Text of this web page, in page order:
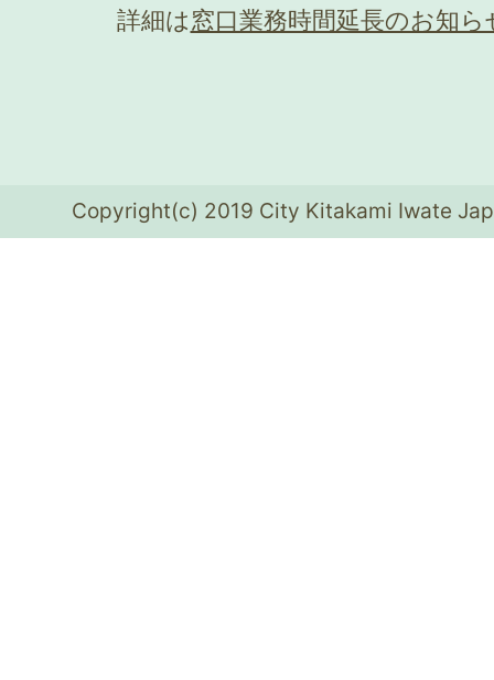
詳細は窓口業務時間延長のお知ら
Copyright(c) 2019 City Kitakami Iwate